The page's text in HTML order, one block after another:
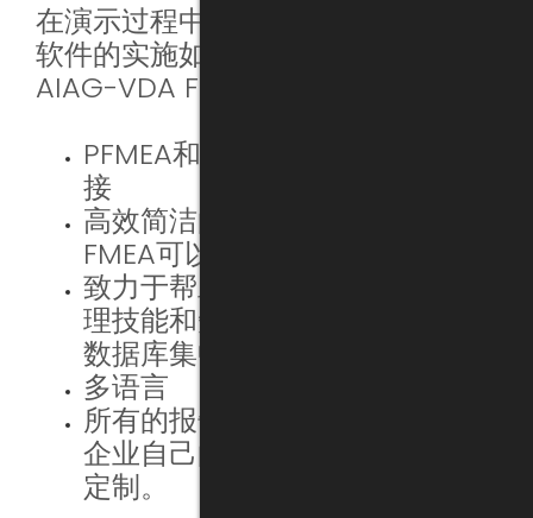
在演示过程中，我们看到了这一最新
软件的实施如何助力企业遵从最新的
AIAG-VDA FMEA 体系:
PFMEA和管控计划之间的流畅对
接
高效简洁的用户界面，确保
FMEA可以被简单地实施
致力于帮助生产型企业更好地管
理技能和知识 (覆盖面广，通过
数据库集中管理)
多语言
所有的报告模板，KPI都可以根据
企业自己的要求和质量规范进行
定制。